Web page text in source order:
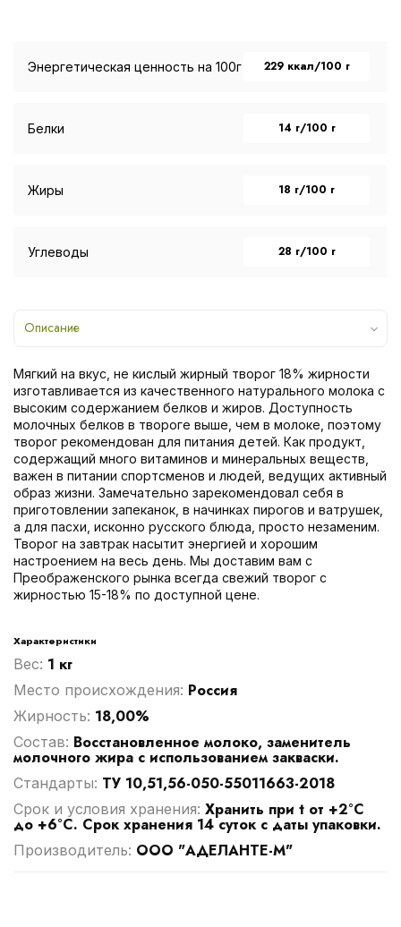
Энергетическая ценность на 100г 229 ккал/100 г
Белки 14 г/100 г
Жиры 18 г/100 г
Углеводы 28 г/100 г
Описание
Мягкий на вкус, не кислый жирный творог 18% жирности
изготавливается из качественного натурального молока с
высоким содержанием белков и жиров. Доступность
молочных белков в твороге выше, чем в молоке, поэтому
творог рекомендован для питания детей. Как продукт,
содержащий много витаминов и минеральных веществ,
важен в питании спортсменов и людей, ведущих активный
образ жизни. Замечательно зарекомендовал себя в
приготовлении запеканок, в начинках пирогов и ватрушек,
а для пасхи, исконно русского блюда, просто незаменим.
Творог на завтрак насытит энергией и хорошим
настроением на весь день. Мы доставим вам с
Преображенского рынка всегда свежий творог с
жирностью 15-18% по доступной цене.
Характеристики
Вес: 1 кг
Место происхождения: Россия
Жирность: 18,00%
Cостав: Восстановленное молоко, заменитель
молочного жира с использованием закваски.
Стандарты: ТУ 10,51,56-050-55011663-2018
Срок и условия хранения: Хранить при t от +2°С
до +6°С. Срок хранения 14 суток с даты упаковки.
Производитель: ООО "АДЕЛАНТЕ-М"